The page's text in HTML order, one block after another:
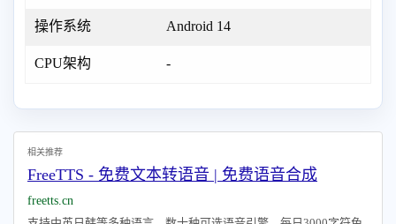
操作系统 Android 14
CPU架构 -
相关推荐
FreeTTS - 免费文本转语音 | 免费语音合成
freetts.cn